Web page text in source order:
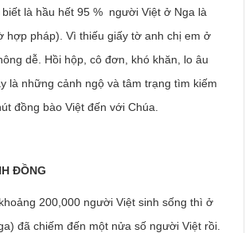
là hầu hết 95 % người Việt ở Nga là
hợp pháp). Vì thiếu giấy tờ anh chị em ở
dễ. Hồi hộp, cô đơn, khó khăn, lo âu
là những cảnh ngộ và tâm trạng tìm kiếm
đồng bào Việt đến với Chúa.
ĐỒNG
200,000 người Việt sinh sống thì ở
đã chiếm đến một nửa số người Việt rồi.